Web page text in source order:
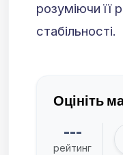
розуміючи її
стабільності.
Оцініть
---
рейтинг